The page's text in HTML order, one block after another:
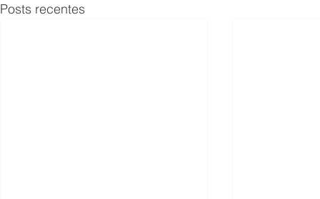
Posts recentes